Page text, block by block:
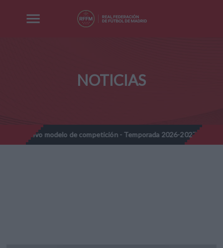
NOTICIAS
modelo de competición - Temporada 2026-2027 // Nota